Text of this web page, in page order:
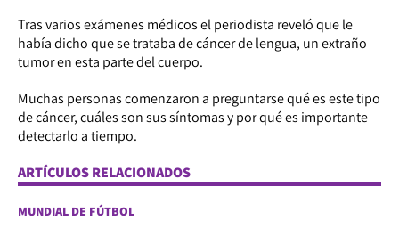
Tras varios exámenes médicos el periodista reveló que le
había dicho que se trataba de cáncer de lengua, un extraño
tumor en esta parte del cuerpo.
Muchas personas comenzaron a preguntarse qué es este tipo
de cáncer, cuáles son sus síntomas y por qué es importante
detectarlo a tiempo.
ARTÍCULOS RELACIONADOS
MUNDIAL DE FÚTBOL